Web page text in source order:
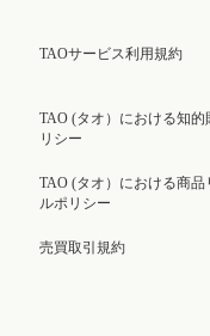
TAOサービス利用規約
TAO (タオ）における知的
リシー
TAO (タオ）における商品
ルポリシー
売買取引規約